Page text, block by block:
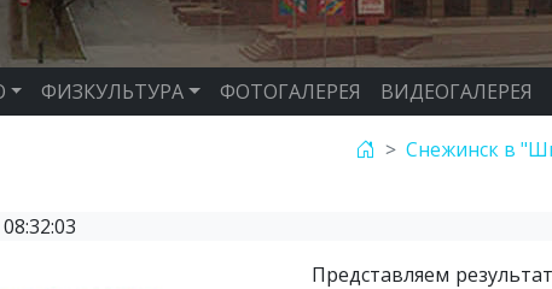
ФИЗКУЛЬТУРА ФОТОГАЛЕРЕЯ ВИДЕОГАЛЕРЕЯ
Снежинск в
Представляем